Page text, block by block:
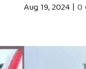
Aug 19, 2024 |0